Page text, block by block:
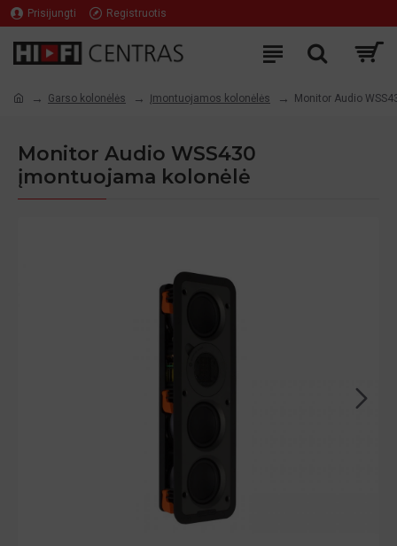
Prisijungti Registruotis
Garso kolonėlės Įmontuojamos kolonėlės Monitor Audio
Monitor Audio WSS430
įmontuojama kolonėlė